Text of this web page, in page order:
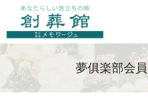
夢俱楽部会員